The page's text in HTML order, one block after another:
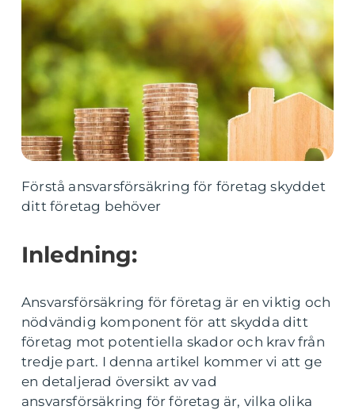
Förstå ansvarsförsäkring för företag skyddet
ditt företag behöver
Inledning:
Ansvarsförsäkring för företag är en viktig och
nödvändig komponent för att skydda ditt
företag mot potentiella skador och krav från
tredje part. I denna artikel kommer vi att ge
en detaljerad översikt av vad
ansvarsförsäkring för företag är, vilka olika